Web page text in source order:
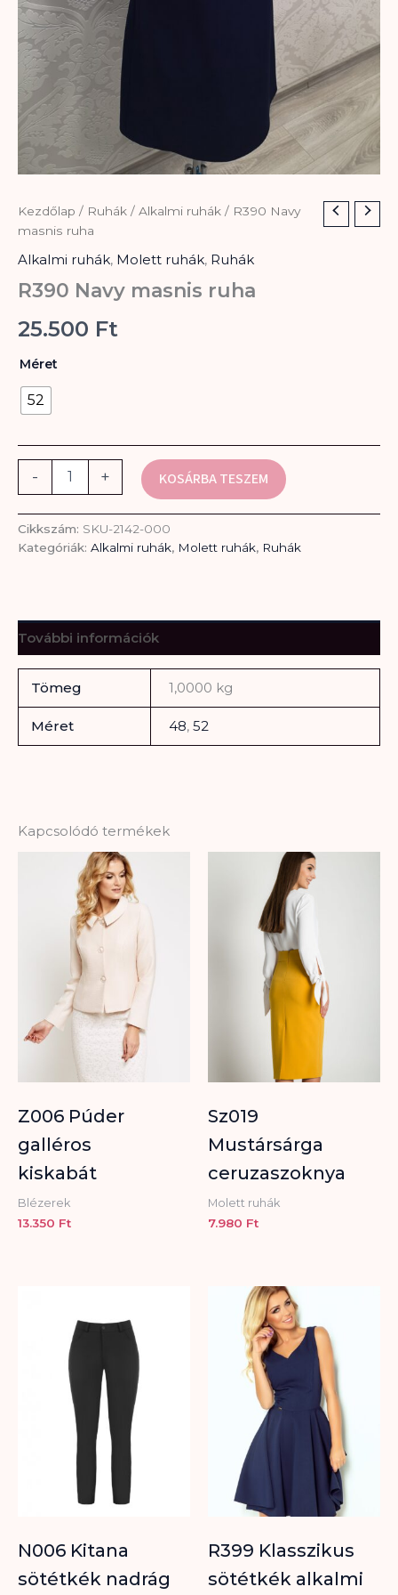
Kezdőlap / Ruhák / Alkalmi ruhák / R390 Navy
masnis ruha
Alkalmi ruhák, Molett ruhák, Ruhák
R390 Navy masnis ruha
25.500 Ft
Méret
52
-
R390
Navy
ruha
mennyiség
+ KOSÁRBA TESZEM
Cikkszám: SKU-2142-000
Kategóriák: Alkalmi ruhák, Molett ruhák, Ruhák
További információk
Tömeg 1,0000 kg
Méret 48,52
Kapcsolódó termékek
Z006 Púder
galléros
kiskabát
Blézerek
13.350 Ft
Sz019
Mustársárga
ceruzaszoknya
Molett ruhák
7.980 Ft
N006 Kitana
sötétkék nadrág
R399 Klasszikus
sötétkék alkalmi